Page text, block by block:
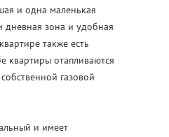
и одна маленькая
дневная зона и удобная
также есть
квартиры отапливаются
газовой
и имеет